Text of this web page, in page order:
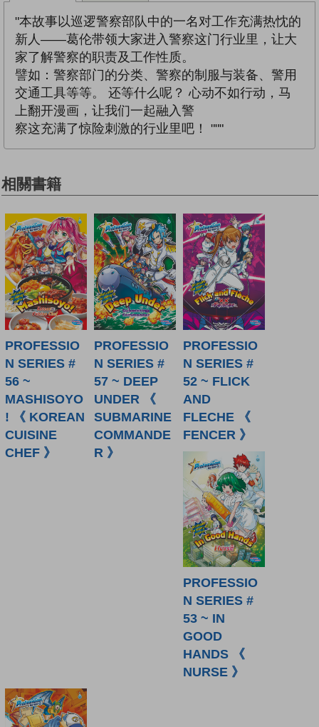
"本故事以巡逻警察部队中的一名对工作充满热忱的
新人——葛伦带领大家进入警察这门行业里，让大
家了解警察的职责及工作性质。
譬如：警察部门的分类、警察的制服与装备、警用
交通工具等等。 还等什么呢？ 心动不如行动，马
上翻开漫画，让我们一起融入警
察这充满了惊险刺激的行业里吧！ """
相關書籍
PROFESSIO
N SERIES #
56 ~
MASHISOYO
! 《 KOREAN
CUISINE
CHEF 》
PROFESSIO
N SERIES #
57 ~ DEEP
UNDER 《
SUBMARINE
COMMANDE
R 》
PROFESSIO
N SERIES #
52 ~ FLICK
AND
FLECHE 《
FENCER 》
PROFESSIO
N SERIES #
53 ~ IN
GOOD
HANDS 《
NURSE 》